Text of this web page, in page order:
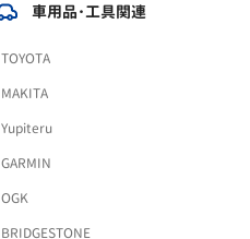
車用品･工具関連
TOYOTA
MAKITA
Yupiteru
GARMIN
OGK
BRIDGESTONE